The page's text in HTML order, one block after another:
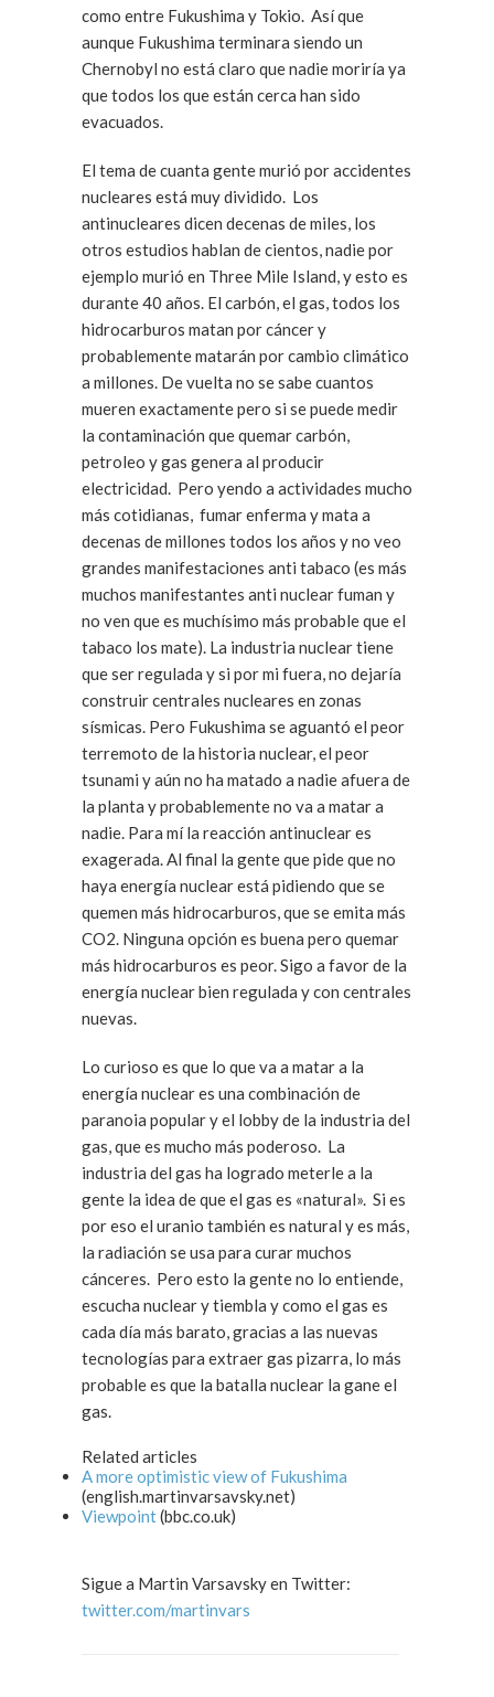
como entre Fukushima y Tokio. Así que
aunque Fukushima terminara siendo un
Chernobyl no está claro que nadie moriría ya
que todos los que están cerca han sido
evacuados.
El tema de cuanta gente murió por accidentes
nucleares está muy dividido. Los
antinucleares dicen decenas de miles, los
otros estudios hablan de cientos, nadie por
ejemplo murió en Three Mile Island, y esto es
durante 40 años. El carbón, el gas, todos los
hidrocarburos matan por cáncer y
probablemente matarán por cambio climático
a millones. De vuelta no se sabe cuantos
mueren exactamente pero si se puede medir
la contaminación que quemar carbón,
petroleo y gas genera al producir
electricidad. Pero yendo a actividades mucho
más cotidianas, fumar enferma y mata a
decenas de millones todos los años y no veo
grandes manifestaciones anti tabaco (es más
muchos manifestantes anti nuclear fuman y
no ven que es muchísimo más probable que el
tabaco los mate). La industria nuclear tiene
que ser regulada y si por mi fuera, no dejaría
construir centrales nucleares en zonas
sísmicas. Pero Fukushima se aguantó el peor
terremoto de la historia nuclear, el peor
tsunami y aún no ha matado a nadie afuera de
la planta y probablemente no va a matar a
nadie. Para mí la reacción antinuclear es
exagerada. Al final la gente que pide que no
haya energía nuclear está pidiendo que se
quemen más hidrocarburos, que se emita más
CO2. Ninguna opción es buena pero quemar
más hidrocarburos es peor. Sigo a favor de la
energía nuclear bien regulada y con centrales
nuevas.
Lo curioso es que lo que va a matar a la
energía nuclear es una combinación de
paranoia popular y el lobby de la industria del
gas, que es mucho más poderoso. La
industria del gas ha logrado meterle a la
gente la idea de que el gas es «natural». Si es
por eso el uranio también es natural y es más,
la radiación se usa para curar muchos
cánceres. Pero esto la gente no lo entiende,
escucha nuclear y tiembla y como el gas es
cada día más barato, gracias a las nuevas
tecnologías para extraer gas pizarra, lo más
probable es que la batalla nuclear la gane el
gas.
Related articles
A more optimistic view of Fukushima
(english.martinvarsavsky.net)
Viewpoint(bbc.co.uk)
Sigue a Martin Varsavsky en Twitter:
twitter.com/martinvars